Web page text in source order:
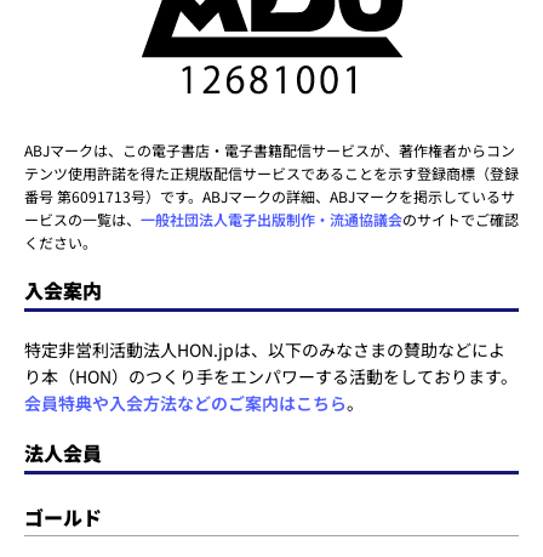
ABJマークは、この電子書店・電子書籍配信サービスが、著作権者からコン
テンツ使用許諾を得た正規版配信サービスであることを示す登録商標（登録
番号 第6091713号）です。ABJマークの詳細、ABJマークを掲示しているサ
ービスの一覧は、 一般社団法人電子出版制作・流通協議会のサイトでご確認
ください。
入会案内
特定非営利活動法人HON.jpは、以下のみなさまの賛助などによ
り本（HON）のつくり手をエンパワーする活動をしております。
会員特典や入会方法などのご案内はこちら。
法人会員
ゴールド